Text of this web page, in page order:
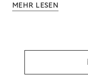
MEHR LESEN